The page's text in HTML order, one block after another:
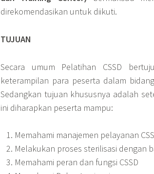
direkomendasikan untuk diikuti.
TUJUAN
Secara umum Pelatihan CSSD
keterampilan para peserta dalam
Sedangkan tujuan khususnya adalah
ini diharapkan peserta mampu:
Memahami manajemen pelayanan
Melakukan proses sterilisasi dengan
Memahami peran dan fungsi CSSD